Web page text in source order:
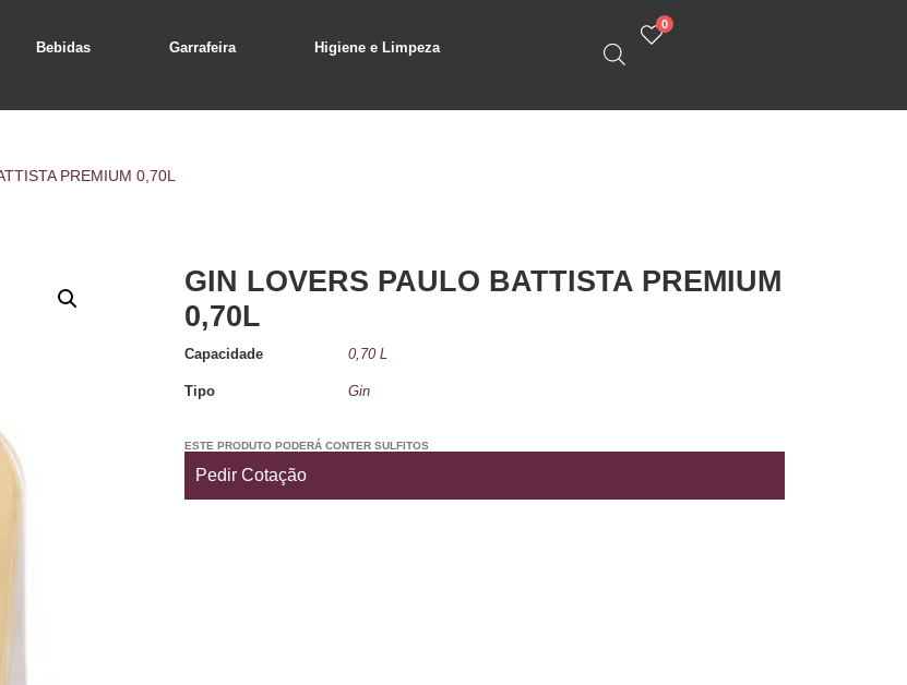
Bebidas Garrafeira Higiene e Limpeza
0
PREMIUM 0,70L
GIN LOVERS PAULO BATTISTA PREMIUM
0,70L
Capacidade 0,70 L
Tipo Gin
ESTE PRODUTO PODERÁ CONTER SULFITOS
Pedir Cotação